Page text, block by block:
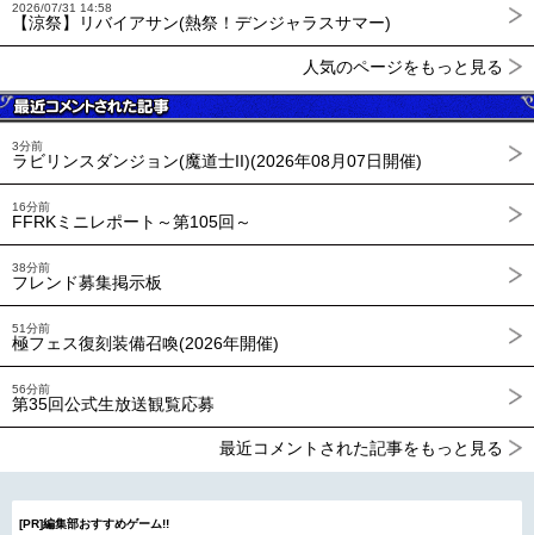
2026/07/31 14:58
【涼祭】リバイアサン(熱祭！デンジャラスサマー)
人気のページをもっと見る
3分前
ラビリンスダンジョン(魔道士II)(2026年08月07日開催)
16分前
FFRKミニレポート～第105回～
38分前
フレンド募集掲示板
51分前
極フェス復刻装備召喚(2026年開催)
56分前
第35回公式生放送観覧応募
最近コメントされた記事をもっと見る
[PR]編集部おすすめゲーム!!